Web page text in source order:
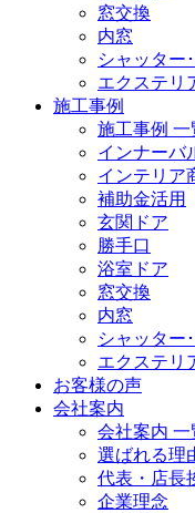
窓交換
内窓
シャッター
エクステリ
施工事例
施工事例 一
インナーバ
インテリア
補助金活用
玄関ドア
勝手口
浴室ドア
窓交換
内窓
シャッター
エクステリ
お客様の声
会社案内
会社案内 一
選ばれる理
代表・店長
企業理念